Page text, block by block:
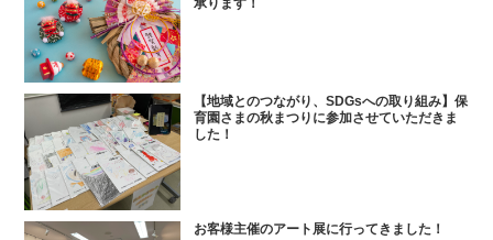
【地域とのつながり、SDGsへの取り組み】保
育園さまの秋まつりに参加させていただきま
した！
お客様主催のアート展に行ってきました！